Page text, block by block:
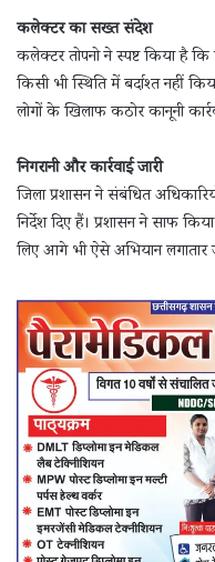
कलेक्टर का सख्त संदेश
कलेक्टर तोपनो ने स्पष्ट किया है
किसी भी स्थिति में बर्दाश्त नहीं
लोगों के खिलाफ कठोर कानूनी
निगरानी और कार्रवाई जारी
जिला प्रशासन ने संबंधित
निर्देश दिए हैं। प्रशासन ने साफ
लिए आगे भी ऐसे अभियान लगातार